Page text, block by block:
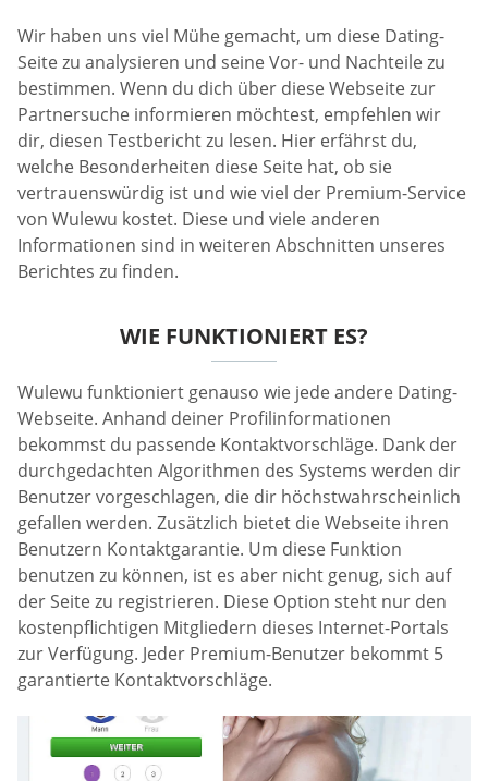
Wir haben uns viel Mühe gemacht, um diese Dating-
Seite zu analysieren und seine Vor- und Nachteile zu
bestimmen. Wenn du dich über diese Webseite zur
Partnersuche informieren möchtest, empfehlen wir
dir, diesen Testbericht zu lesen. Hier erfährst du,
welche Besonderheiten diese Seite hat, ob sie
vertrauenswürdig ist und wie viel der Premium-Service
von Wulewu kostet. Diese und viele anderen
Informationen sind in weiteren Abschnitten unseres
Berichtes zu finden.
WIE FUNKTIONIERT ES?
Wulewu funktioniert genauso wie jede andere Dating-
Webseite. Anhand deiner Profilinformationen
bekommst du passende Kontaktvorschläge. Dank der
durchgedachten Algorithmen des Systems werden dir
Benutzer vorgeschlagen, die dir höchstwahrscheinlich
gefallen werden. Zusätzlich bietet die Webseite ihren
Benutzern Kontaktgarantie. Um diese Funktion
benutzen zu können, ist es aber nicht genug, sich auf
der Seite zu registrieren. Diese Option steht nur den
kostenpflichtigen Mitgliedern dieses Internet-Portals
zur Verfügung. Jeder Premium-Benutzer bekommt 5
garantierte Kontaktvorschläge.